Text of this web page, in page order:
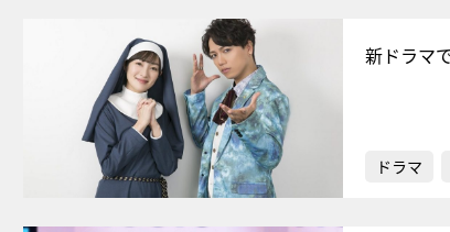
新ドラマ
ドラマ